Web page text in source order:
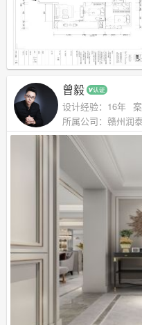
曾毅
设计经验：16年
所属公司：赣州润